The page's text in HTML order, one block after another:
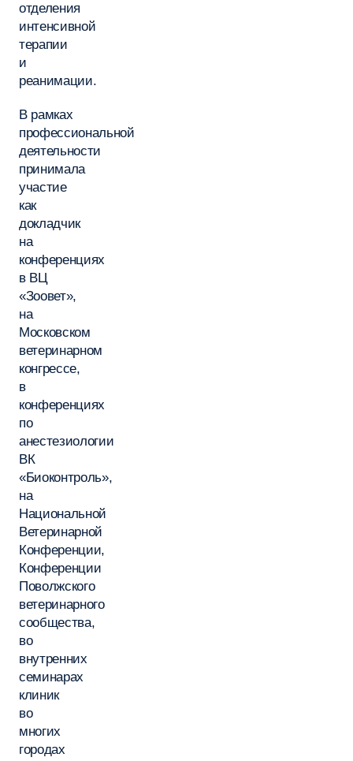
отделения
интенсивной
терапии
и
реанимации.
В рамках
профессиональной
деятельности
принимала
участие
как
докладчик
на
конференциях
в ВЦ
«Зоовет»,
на
Московском
ветеринарном
конгрессе,
в
конференциях
по
анестезиологии
ВК
«Биоконтроль»,
на
Национальной
Ветеринарной
Конференции,
Конференции
Поволжского
ветеринарного
сообщества,
во
внутренних
семинарах
клиник
во
многих
городах